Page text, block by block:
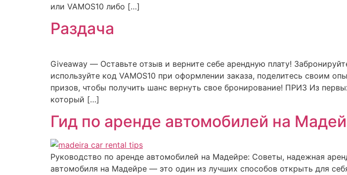
или VAMOS10 либо […]
Раздача
Giveaway — Оставьте отзыв и верните себе арендную плату!
используйте код VAMOS10 при оформлении заказа, поделитесь своим
призов, чтобы получить шанс вернуть свое бронирование! ПРИЗ Из
который […]
Гид по аренде автомобилей на
Руководство по аренде автомобилей на Мадейре: Советы, надежная
автомобиля на Мадейре — это один из лучших способов открыть для